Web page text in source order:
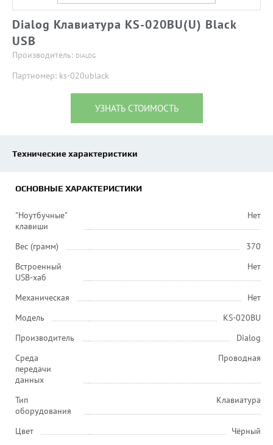
Dialog Клавиатура KS-020BU(U) Black
USB
Производитель: DIALOG
Партномер: ks-020ublack
УЗНАТЬ СТОИМОСТЬ
Технические характеристики
ОСНОВНЫЕ ХАРАКТЕРИСТИКИ
"Ноутбучные"
клавиши
Нет
Вес (грамм)
370
Встроенный
USB-хаб
Нет
Механическая
Нет
Модель
KS-020BU
Производитель
Dialog
Среда
передачи
данных
Проводная
Тип
оборудования
Клавиатура
Цвет
Чёрный